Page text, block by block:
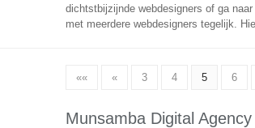
dichtstbijzijnde webdesigners of ga naar
met meerdere webdesigners tegelijk.
«« « 3 4 5 6
Munsamba Digital Agency